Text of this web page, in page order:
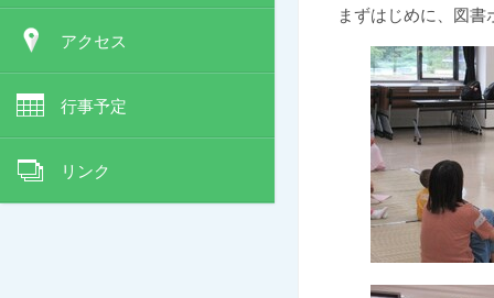
アクセス
行事予定
リンク
まずはじめに、図書